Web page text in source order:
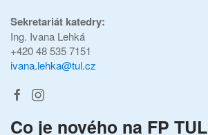
Sekretariát katedry:
Ing. Ivana Lehká
+420 48 535 7151
ivana.lehka@tul.cz
Co je nového na FP TUL